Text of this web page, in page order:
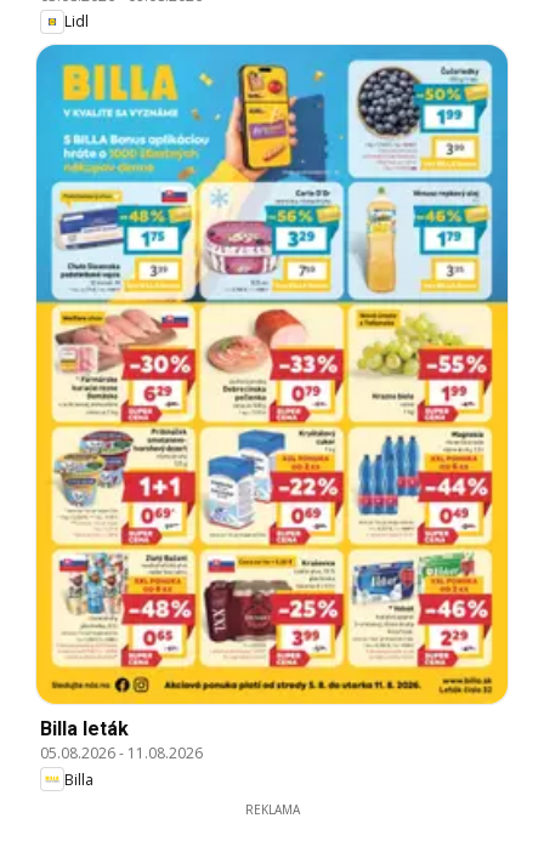
Lidl
Billa leták
05.08.2026- 11.08.2026
Billa
REKLAMA